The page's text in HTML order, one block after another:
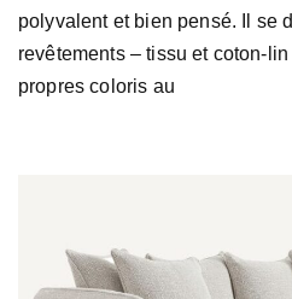
polyvalent et bien pensé. Il se
revêtements – tissu et coton-
propres coloris au